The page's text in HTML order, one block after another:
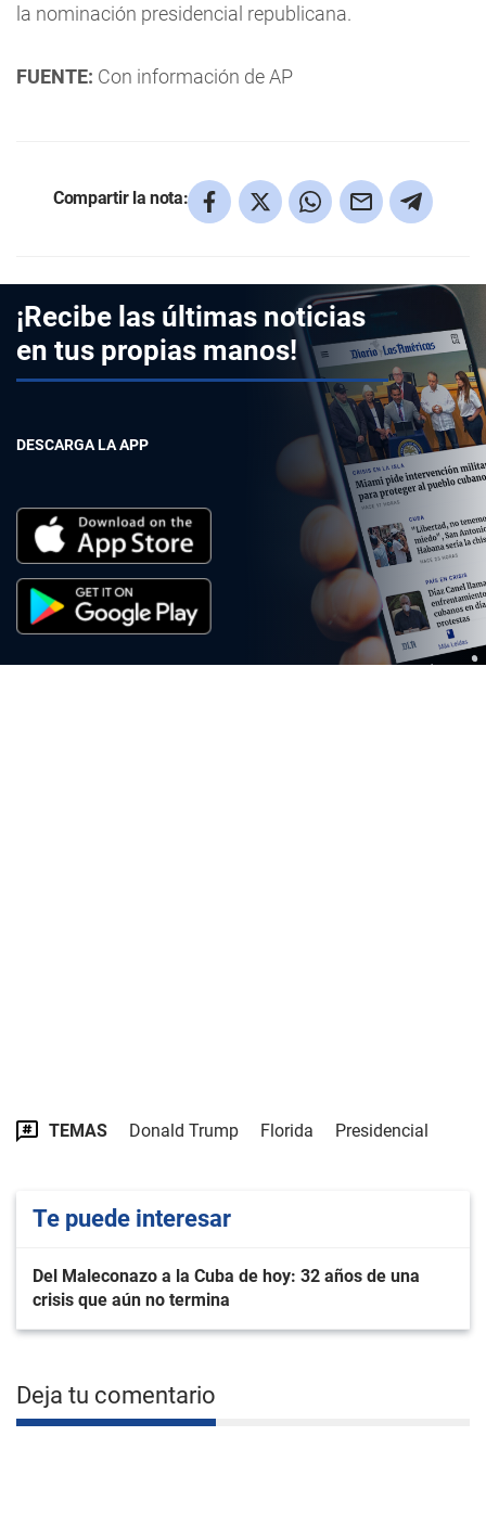
la nominación presidencial republicana.
FUENTE: Con información de AP
Compartir la nota:
¡Recibe las últimas noticias
en tus propias manos!
DESCARGA LA APP
TEMAS Donald Trump Florida Presidencial
Te puede interesar
Del Maleconazo a la Cuba de hoy: 32 años de una
crisis que aún no termina
Deja tu comentario